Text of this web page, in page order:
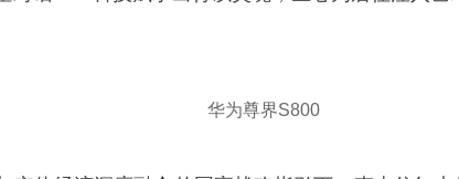
华为尊界S800